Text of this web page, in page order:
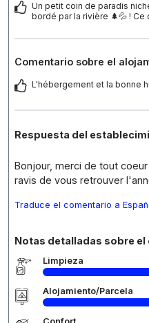
Un petit coin de paradis
bordé par la rivière 🌲💦 ! Ce
Comentario sobre el
L'hébergement et la bonne
Respuesta del
Bonjour, merci de tout
ravis de vous retrouver
Traduce el comentario a
Notas detalladas sobre el
Limpieza
Alojamiento/Parcela